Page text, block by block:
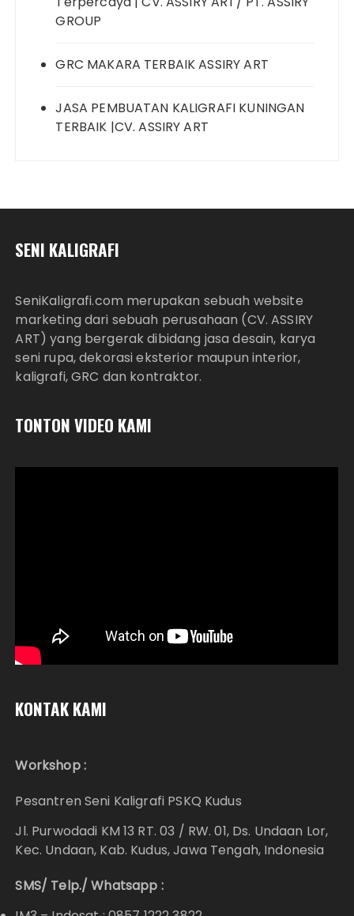
GROUP
GRC MAKARA TERBAIK ASSIRY ART
JASA PEMBUATAN KALIGRAFI KUNINGAN
TERBAIK |CV. ASSIRY ART
SENI KALIGRAFI
SeniKaligrafi.com merupakan sebuah website
marketing dari sebuah perusahaan (CV. ASSIRY
ART) yang bergerak dibidang jasa desain, karya
seni rupa, dekorasi eksterior maupun interior,
kaligrafi, GRC dan kontraktor.
TONTON VIDEO KAMI
KONTAK KAMI
Workshop :
Pesantren Seni Kaligrafi PSKQ Kudus
Jl. Purwodadi KM 13 RT. 03 / RW. 01, Ds. Undaan Lor,
Kec. Undaan, Kab. Kudus, Jawa Tengah, Indonesia
SMS/ Telp./ Whatsapp :